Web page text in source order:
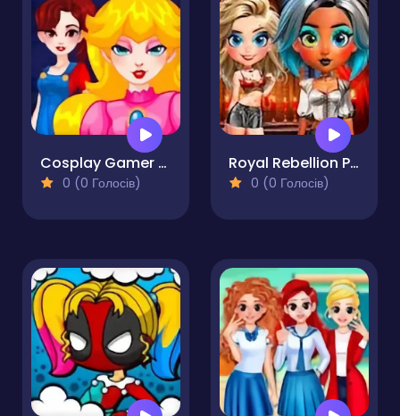
Cosplay Gamer Girls
0 (0 Голосів)
Royal Rebellion Punk Magic
0 (0 Голосів)